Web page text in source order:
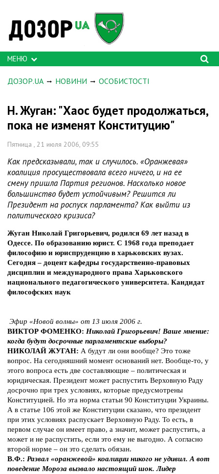
МЕНЮ
ДОЗОР.UA НОВИНИ ОСОБИСТОСТІ
Н. Жуган: "Хаос будет продолжаться,
пока не изменят Конституцию"
Пятница , 21 июля 2006, 09:55
Как предсказывали, так и случилось. «Оранжевая»
коалиция просуществовала всего ничего, и на ее
смену пришла Партия регионов. Насколько новое
большинство будет устойчивым? Решится ли
Президент на роспуск парламента? Как выйти из
политического кризиса?
Жуган Николай Григорьевич, родился 69 лет назад в
Одессе. По образованию юрист. С 1968 года преподает
философию и юриспруденцию в харьковских вузах.
Сегодня – доцент кафедры государственно-правовых
дисциплин и международного права Харьковского
национального педагогического университета. Кандидат
философских наук
Эфир «Новой волны» от 13 июля 2006 г.
ВИКТОР ФОМЕНКО: Николай Григорьевич! Ваше мнение:
когда будут досрочные парламентские выборы?
НИКОЛАЙ ЖУГАН: А будут ли они вообще? Это тоже
вопрос. На сегодняшний момент оснований нет. Вообще-то, у
этого вопроса есть две составляющие – политическая и
юридическая. Президент может распустить Верховную Раду
досрочно при трех условиях, которые предусмотрены
Конституцией. Но эта норма статьи 90 Конституции Украины.
А в статье 106 этой же Конституции сказано, что президент
при этих условиях распускает Верховную Раду. То есть, в
первом случае он имеет право, а значит, может распустить, а
может и не распустить, если это ему не выгодно. А согласно
второй норме – он это сделать обязан.
В.Ф.: Развал «оранжевой» коалиции никого не удивил. А вот
поведение Мороза вызвало настоящий шок. Лидер